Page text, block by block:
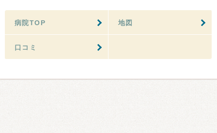
病院TOP 地図
口コミ